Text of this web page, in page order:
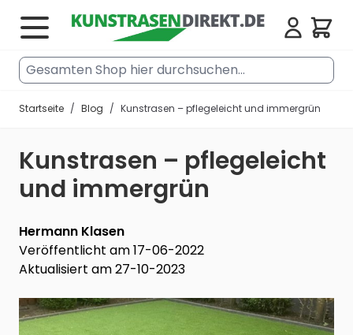
Cart
Gesamten Shop hier durchsuchen...
Startseite / Blog / Kunstrasen – pflegeleicht und immergrün
Kunstrasen – pflegeleicht
und immergrün
Hermann Klasen
Veröffentlicht am 17-06-2022
Aktualisiert am 27-10-2023